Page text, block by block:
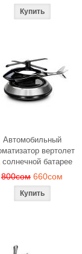
Автомобильный
вертолет
солнечной батарее
800сом 660сом